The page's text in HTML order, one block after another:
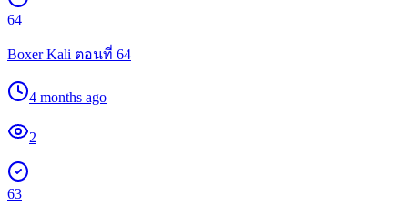
64
Boxer Kali ตอนที่ 64
4 months ago
2
63